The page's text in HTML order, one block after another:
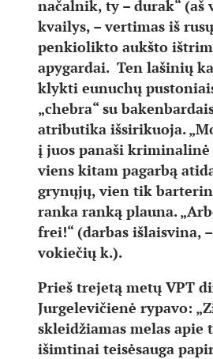
načalnik, ty – durak“ (aš
kvailys, – vertimas iš
penkiolikto aukšto
apygardai. Ten lašinių
klykti eunuchų
„chebra“ su
atributika išsirikuoja.
į juos panaši
viens kitam pagarbą
grynųjų, vien tik
ranka ranką plauna.
frei!“ (darbas išlaisvina,
vokiečių k.).
Prieš trejetą metų VPT
Jurgelevičienė rypavo:
skleidžiamas melas apie
išimtinai teisėsauga